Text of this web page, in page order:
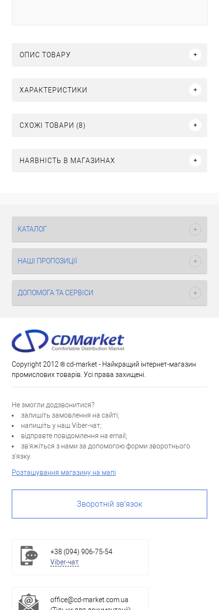
ОПИС ТОВАРУ
ХАРАКТЕРИСТИКИ
СХОЖІ ТОВАРИ (8)
НАЯВНІСТЬ В МАГАЗИНАХ
КАТАЛОГ
НАШІ ПРОПОЗИЦІЇ
ДОПОМОГА ТА СЕРВІСИ
Copyright 2012 ® cd-market - Найкращий інтернет-магазин
промислових товарів. Усі права захищені.
Не змогли додзвонитися?
залишіть замовлення на сайті;
напишіть у наш Viber-чат;
відправте повідомлення на email;
зв'яжіться з нами за допомогою форми зворотнього
з'язку.
Розташування магазину на мапі
Зворотній зв'язок
+38 (094) 906-75-54
Viber-чат
office@cd-market.com.ua